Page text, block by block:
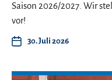
Saison 2026/2027. Wir
vor!
30. Juli 2026